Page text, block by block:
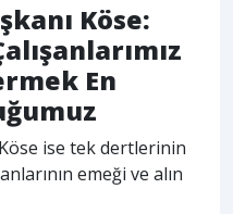
Köse:
En
ise tek dertlerinin
emeği ve alın